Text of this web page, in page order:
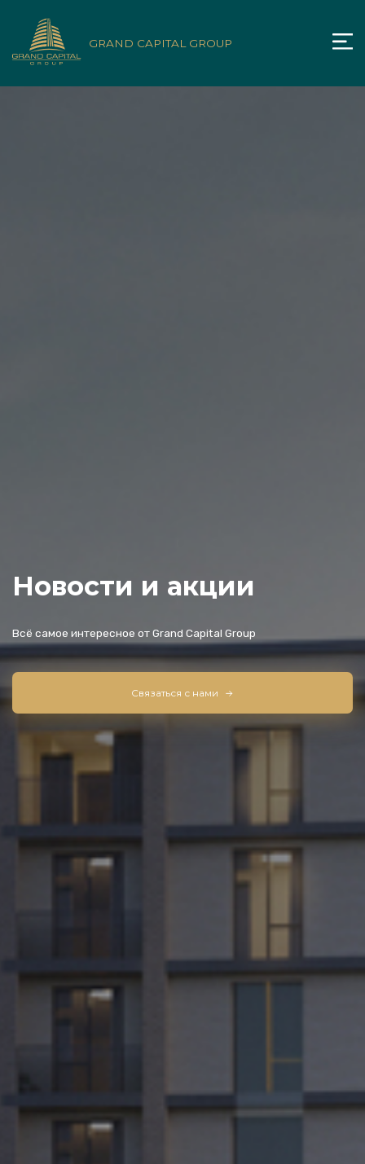
GRAND CAPITAL GROUP
Новости и акции
Всё самое интересное от Grand Capital Group
Связаться с нами